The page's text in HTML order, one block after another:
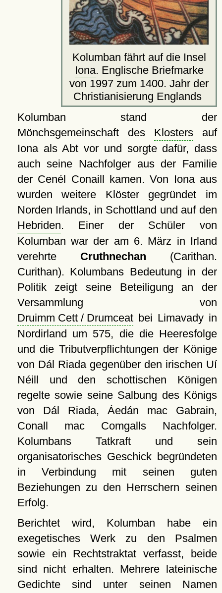
Kolumban fährt auf die Insel
Iona. Englische Briefmarke
von 1997 zum 1400. Jahr der
Christianisierung Englands
Kolumban stand der
Mönchsgemeinschaft des Klostersauf
Iona als Abt vor und sorgte dafür, dass
auch seine Nachfolger aus der Familie
der Cenél Conaill kamen. Von Iona aus
wurden weitere Klöster gegründet im
Norden Irlands, in Schottland und auf den
Hebriden. Einer der Schüler von
Kolumban war der am 6. März in Irland
verehrte Cruthnechan (Carithan.
Curithan). Kolumbans Bedeutung in der
Politik zeigt seine Beteiligung an der
Versammlung von
Druimm Cett / Drumceatbei Limavady in
Nordirland um 575, die die Heeresfolge
und die Tributverpflichtungen der Könige
von Dál Riada gegenüber den irischen Uí
Néill und den schottischen Königen
regelte sowie seine Salbung des Königs
von Dál Riada, Áedán mac Gabrain,
Conall mac Comgalls Nachfolger.
Kolumbans Tatkraft und sein
organisatorisches Geschick begründeten
in Verbindung mit seinen guten
Beziehungen zu den Herrschern seinen
Erfolg.
Berichtet wird, Kolumban habe ein
exegetisches Werk zu den Psalmen
sowie ein Rechtstraktat verfasst, beide
sind nicht erhalten. Mehrere lateinische
Gedichte sind unter seinen Namen